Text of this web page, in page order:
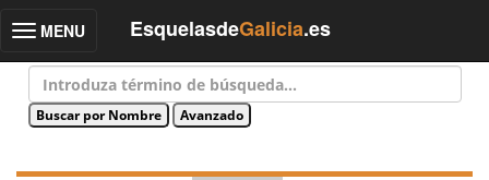
Toggle
MENU EsquelasdeGalicia.es